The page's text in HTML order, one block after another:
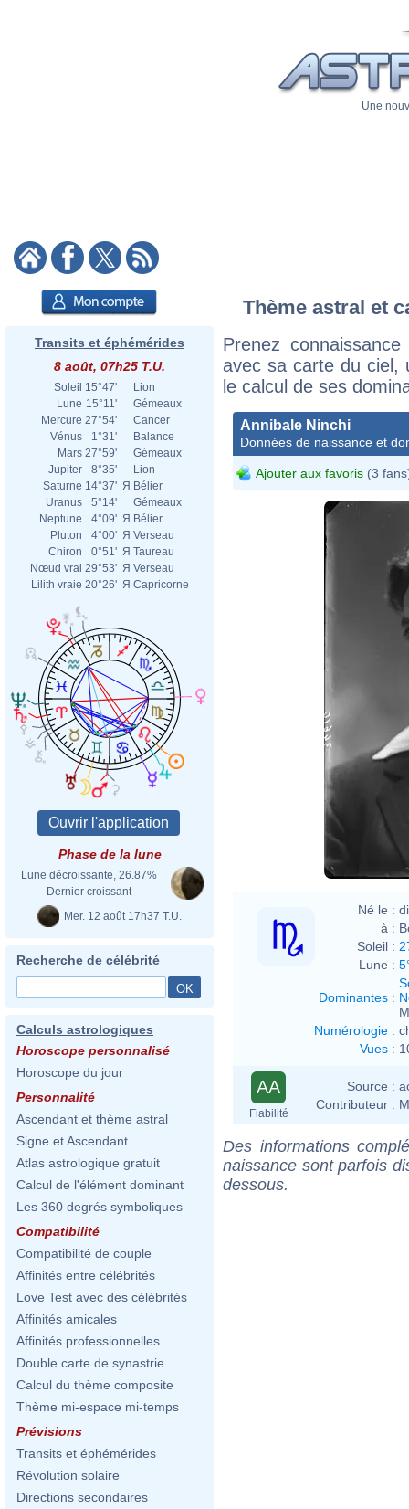
Une
Transits et éphémérides
8 août, 07h25 T.U.
Soleil 15°47'
Lion
Lune 15°11'
Gémeaux
Mercure 27°54'
Cancer
Vénus
1°31'
Balance
Mars 27°59'
Gémeaux
Jupiter
8°35'
Lion
Saturne 14°37' Я Bélier
Uranus
5°14'
Gémeaux
Neptune
4°09' Я Bélier
Pluton
4°00' Я Verseau
Chiron
0°51' Я Taureau
Nœud vrai 29°53' Я Verseau
Lilith vraie 20°26' Я Capricorne
Phase de la lune
Lune décroissante, 26.87%
Dernier croissant
Mer. 12 août 17h37 T.U.
Recherche de célébrité
Calculs astrologiques
Horoscope personnalisé
Horoscope du jour
Personnalité
Ascendant et thème astral
Signe et Ascendant
Atlas astrologique gratuit
Calcul de l'élément dominant
Les 360 degrés symboliques
Compatibilité
Compatibilité de couple
Affinités entre célébrités
Love Test avec des célébrités
Affinités amicales
Affinités professionnelles
Double carte de synastrie
Calcul du thème composite
Thème mi-espace mi-temps
Prévisions
Transits et éphémérides
Révolution solaire
Directions secondaires
Thème astral et
Prenez
avec sa carte du ciel,
le calcul de ses
Annibale Ninchi
Données de naissance et
Ajouter aux favoris (3
Né le :
à :
Soleil :
Lune :
Dominantes :
Numérologie :
Vues :
AA
Fiabilité
Source :
Contributeur :
Des informations
naissance sont parfois
dessous.